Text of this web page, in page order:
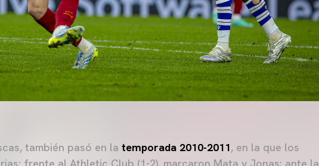
también pasó en la temporada 2010-2011, en la que los